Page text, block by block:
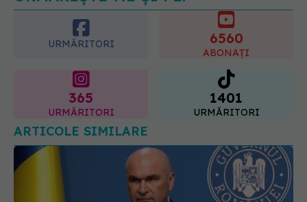
09.08.2026, 12:00
URMĂRITORI
ABONAȚI
URMĂRITORI
1401
URMĂRITORI
ARTICOLE SIMILARE